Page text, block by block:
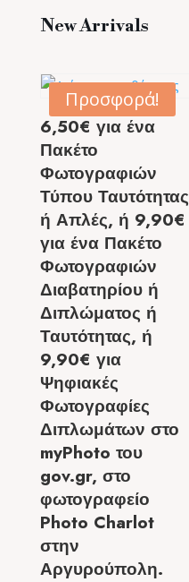
New Arrivals
Προσφορά!
6,50€ για ένα
Πακέτο
Φωτογραφιών
Τύπου Ταυτότητας
ή Απλές, ή 9,90€
για ένα Πακέτο
Φωτογραφιών
Διαβατηρίου ή
Διπλώματος ή
Ταυτότητας, ή
9,90€ για
Ψηφιακές
Φωτογραφίες
Διπλωμάτων στο
myPhoto του
gov.gr, στο
φωτογραφείο
Photo Charlot
στην
Αργυρούπολη.